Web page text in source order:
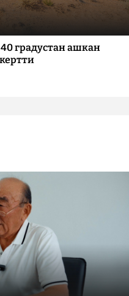
градустан ашкан